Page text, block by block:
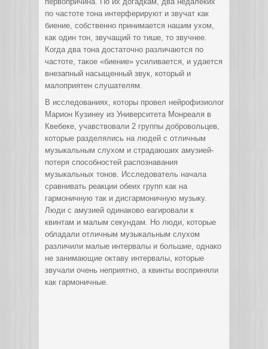
по частоте тона интерферируют и звучат как
биение, собственно принимается нашим ухом,
как один тон, звучащий то тише, то звучнее.
Когда два тона достаточно различаются по
частоте, такое «биение» усиливается, и удается
внезапный насыщенный звук, который и
малоприятен слушателям.
В исследованиях, которы провел нейрофизиолог
Марион Кузинеу из Университета Монреаля в
Квебеке, учавствовали 2 группы добровольцев,
которые разделялись на людей с отличным
музыкальным слухом и страдаюших амузией-
потеря способностей распознавания
музыкальных тонов. Исследователь начала
сравнивать реакции обеих групп как на
гармоничную так и дисгармоничную музыку.
Люди с амузией одинаково еагировали к
квинтам и малым секундам. Но люди, которые
обладали отличным музыкальным слухом
различили малые интервалы и большие, однако
не занимающие октаву интервалы, которые
звучали очень неприятно, а квинты восприняли
как гармоничные.